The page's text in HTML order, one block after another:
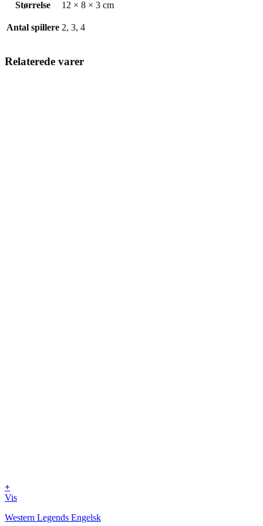
Størrelse 12 × 8 × 3 cm
Antal spillere 2, 3, 4
Relaterede varer
+
Vis
Western Legends Engelsk